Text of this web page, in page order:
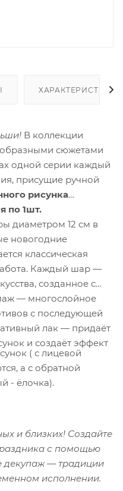
ХАРАКТЕРИСТИКИ
В коллекции
сюжетами
одной серии каждый
присущие ручной
рисунка
по 1шт.
диаметром 12 см в
новогодние
классическая
Каждый шар —
созданное с
— многослойное
с последующей
лак — придаёт
и создаёт эффект
( с лицевой
а с обратной
- ёлочка).
и близких! Создайте
с помощью
декупаж — традиции
исполнении.